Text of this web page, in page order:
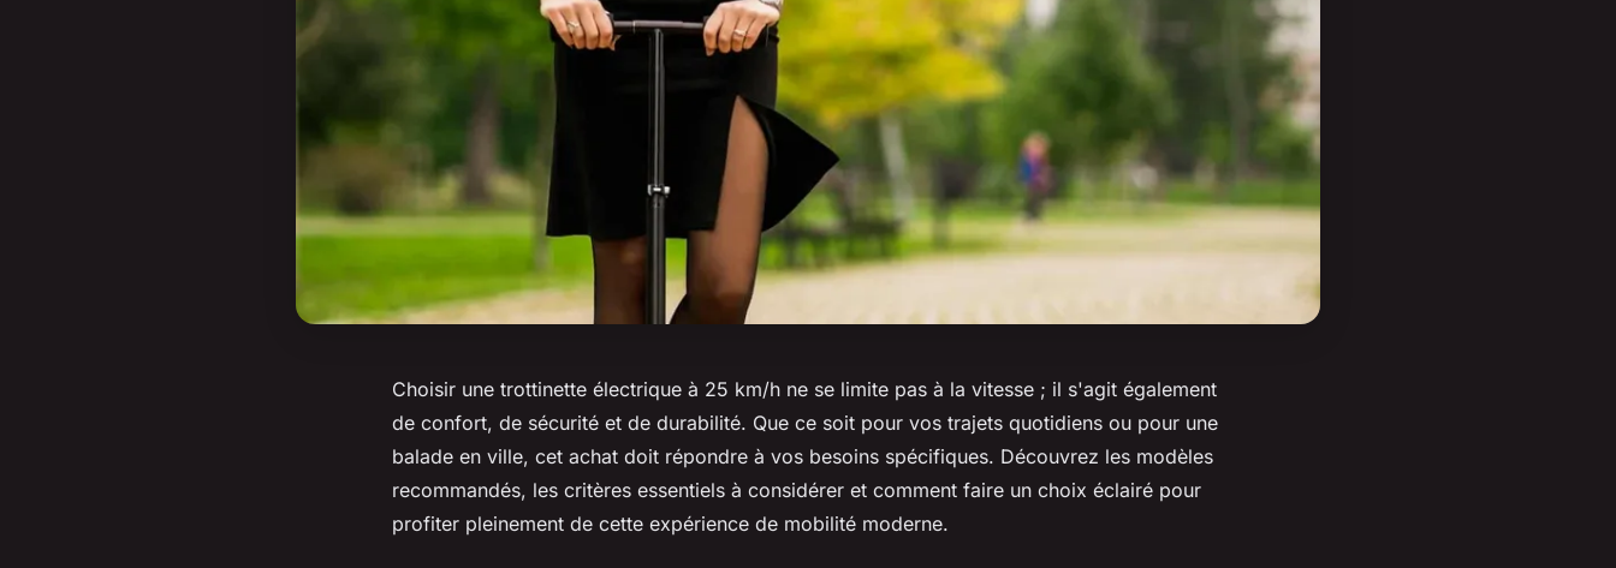
Choisir une trottinette électrique à 25 km/h ne se limite pas à la vitesse ; il s'agit également
de confort, de sécurité et de durabilité. Que ce soit pour vos trajets quotidiens ou pour une
balade en ville, cet achat doit répondre à vos besoins spécifiques. Découvrez les modèles
recommandés, les critères essentiels à considérer et comment faire un choix éclairé pour
profiter pleinement de cette expérience de mobilité moderne.